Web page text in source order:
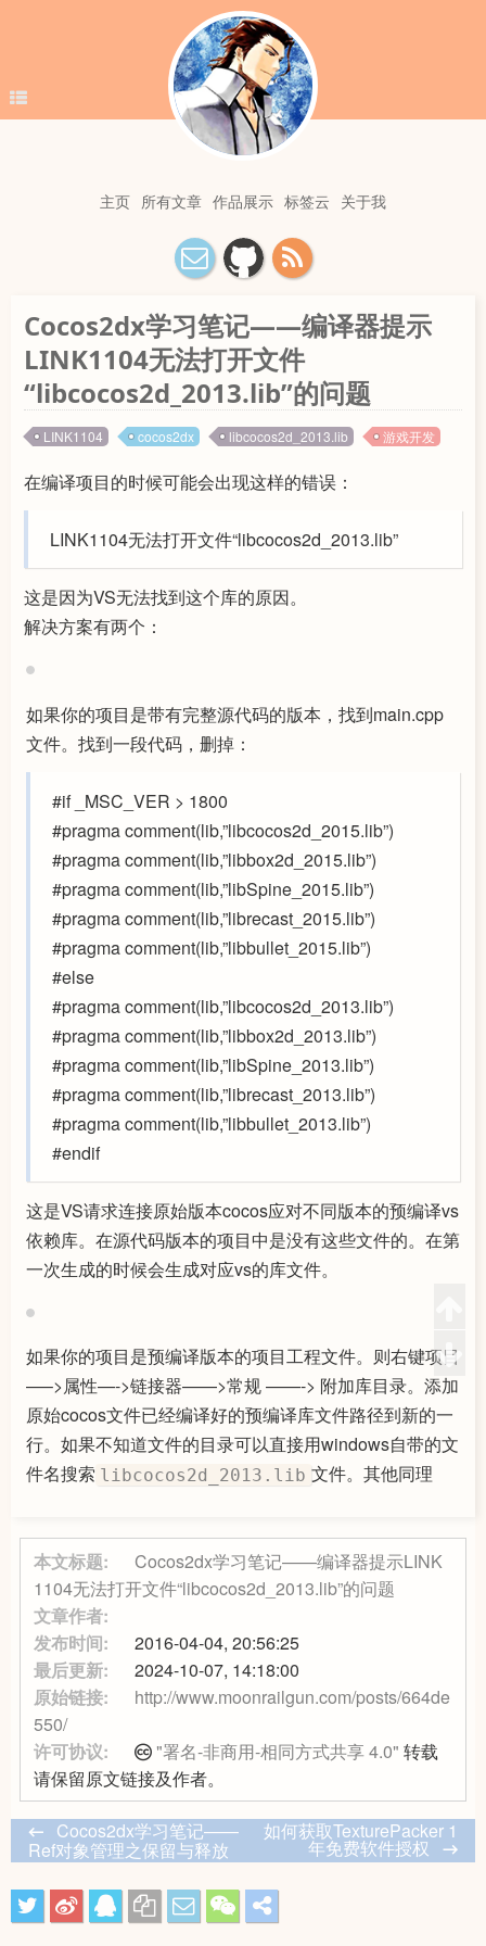
主页 所有文章 作品展示 标签云 关于我
Cocos2dx学习笔记——编译器提示
LINK1104无法打开文件
“libcocos2d_2013.lib”的问题
LINK1104 cocos2dx libcocos2d_2013.lib 游戏开发
在编译项目的时候可能会出现这样的错误：
LINK1104无法打开文件“libcocos2d_2013.lib”
这是因为VS无法找到这个库的原因。
解决方案有两个：
如果你的项目是带有完整源代码的版本，找到main.cpp
文件。找到一段代码，删掉：
#if _MSC_VER > 1800
#pragma comment(lib,”libcocos2d_2015.lib”)
#pragma comment(lib,”libbox2d_2015.lib”)
#pragma comment(lib,”libSpine_2015.lib”)
#pragma comment(lib,”librecast_2015.lib”)
#pragma comment(lib,”libbullet_2015.lib”)
#else
#pragma comment(lib,”libcocos2d_2013.lib”)
#pragma comment(lib,”libbox2d_2013.lib”)
#pragma comment(lib,”libSpine_2013.lib”)
#pragma comment(lib,”librecast_2013.lib”)
#pragma comment(lib,”libbullet_2013.lib”)
#endif
这是VS请求连接原始版本cocos应对不同版本的预编译vs
依赖库。在源代码版本的项目中是没有这些文件的。在第
一次生成的时候会生成对应vs的库文件。
如果你的项目是预编译版本的项目工程文件。则右键项目
—–>属性—->链接器——>常规 ——-> 附加库目录。添加
原始cocos文件已经编译好的预编译库文件路径到新的一
行。如果不知道文件的目录可以直接用windows自带的文
件名搜索 libcocos2d_2013.lib 文件。其他同理
本文标题:
Cocos2dx学习笔记——编译器提示LINK
1104无法打开文件“libcocos2d_2013.lib”的问题
文章作者:
发布时间:
2016-04-04, 20:56:25
最后更新:
2024-10-07, 14:18:00
原始链接:
http://www.moonrailgun.com/posts/664de
550/
许可协议:
"署名-非商用-相同方式共享 4.0" 转载
请保留原文链接及作者。
Cocos2dx学习笔记——
Ref对象管理之保留与释放
如何获取TexturePacker 1
年免费软件授权